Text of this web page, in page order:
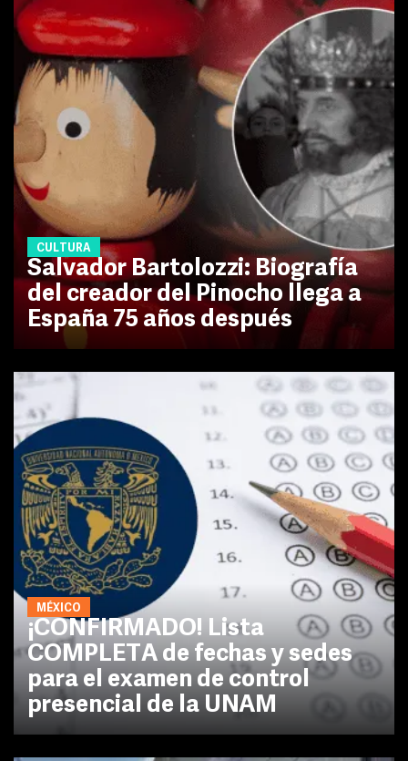
CULTURA
Salvador Bartolozzi: Biografía
del creador del Pinocho llega a
España 75 años después
MÉXICO
¡CONFIRMADO! Lista
COMPLETA de fechas y sedes
para el examen de control
presencial de la UNAM